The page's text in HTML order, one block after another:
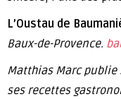
L’Oustau de
Baux-de-Provence.
Matthias Marc
ses recettes